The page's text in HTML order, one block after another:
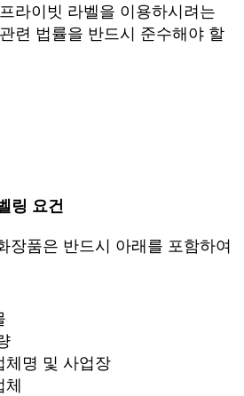
라이빗 라벨을 이용하시려는
련 법률을 반드시 준수해야 할
링 요건
장품은 반드시 아래를 포함하여
체명 및 사업장
체